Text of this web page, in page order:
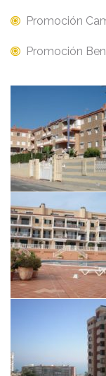
Promoción
Promoción